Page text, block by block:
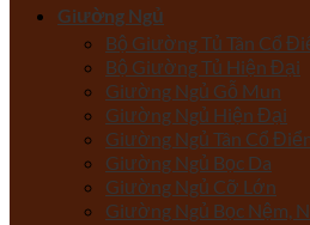
Giường Ngủ
Bộ Giường Tủ Tân Cổ
Bộ Giường Tủ Hiện Đại
Giường Ngủ Gỗ Mun
Giường Ngủ Hiện Đại
Giường Ngủ Tân Cổ
Giường Ngủ Bọc Da
Giường Ngủ Cỡ Lớn
Giường Ngủ Bọc Nệm,